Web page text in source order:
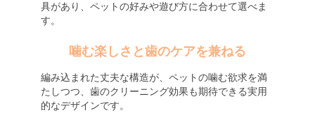
具があり、ペットの好みや遊び方に合わせて選べま
す。
噛む楽しさと歯のケアを兼ねる
編み込まれた丈夫な構造が、ペットの噛む欲求を満
たしつつ、歯のクリーニング効果も期待できる実用
的なデザインです。